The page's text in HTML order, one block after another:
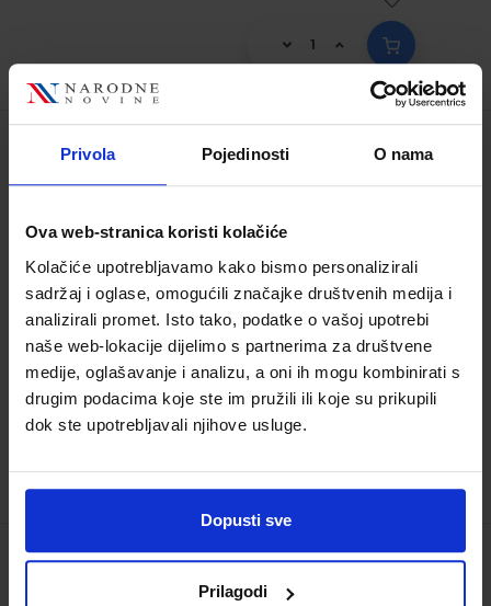
Privola Pojedinosti O nama
Ova web-stranica koristi kolačiće
Kolačiće upotrebljavamo kako bismo personalizirali
sadržaj i oglase, omogućili značajke društvenih medija i
analizirali promet. Isto tako, podatke o vašoj upotrebi
naše web-lokacije dijelimo s partnerima za društvene
medije, oglašavanje i analizu, a oni ih mogu kombinirati s
drugim podacima koje ste im pružili ili koje su prikupili
dok ste upotrebljavali njihove usluge.
Dopusti sve
Prilagodi
NOS VEMOS HOY?; radna bilježnica za 1.
razred srednjih škola
Šifra proizvoda:596034
Nakladnik:
PROFIL KLETT d.o.o.
Registarski broj
ministarstva: 8045-DOM
18,00 €